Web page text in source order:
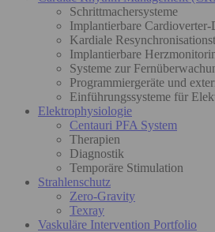
Schrittmachersysteme
Implantierbare
Kardiale
Implantierbare
Systeme zur
Programmiergeräte und
Einführungssysteme für
Elektrophysiologie
Centauri PFA System
Therapien
Diagnostik
Temporäre Stimulation
Strahlenschutz
Zero-Gravity
Texray
Vaskuläre Intervention Portfolio